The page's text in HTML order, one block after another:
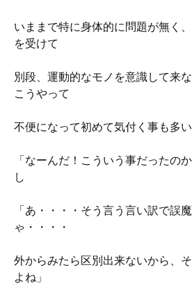
いままで特に身体的に問題が無く
を受けて
別段、運動的なモノを意識して来
こうやって
不便になって初めて気付く事も多い
「なーんだ！こういう事だったの
し
「あ・・・・そう言う言い訳で誤
ゃ・・・・
外からみたら区別出来ないから、
よね」